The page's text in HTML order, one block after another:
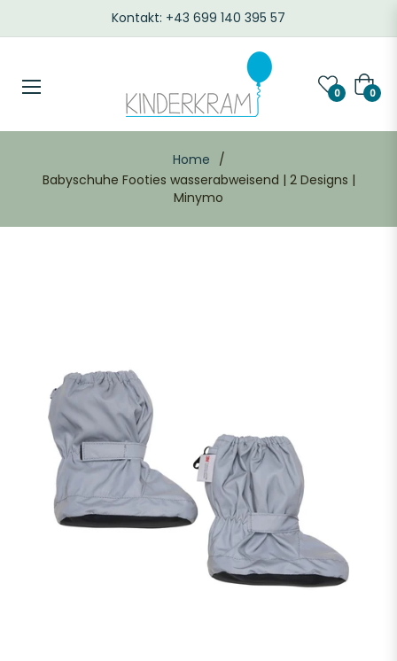
Kontakt: +43 699 140 395 57
0 0
Home /
Babyschuhe Footies wasserabweisend | 2 Designs |
Minymo